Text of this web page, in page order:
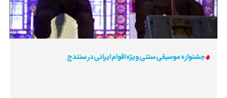
جشنواره موسیقی سنتی ویژه اقوام ایرانی در سنندج